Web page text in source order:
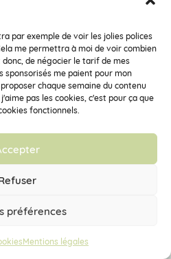
par exemple de voir les jolies polices
me permettra à moi de voir combien
de négocier le tarif de mes
sponsorisés me paient pour mon
chaque semaine du contenu
pas les cookies, c'est pour ça que
fonctionnels.
préférences
Mentions légales